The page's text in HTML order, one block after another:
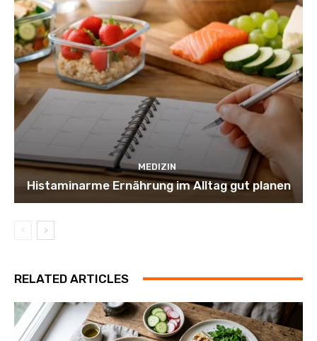
MEDIZIN
Histaminarme Ernährung im Alltag gut planen
RELATED ARTICLES